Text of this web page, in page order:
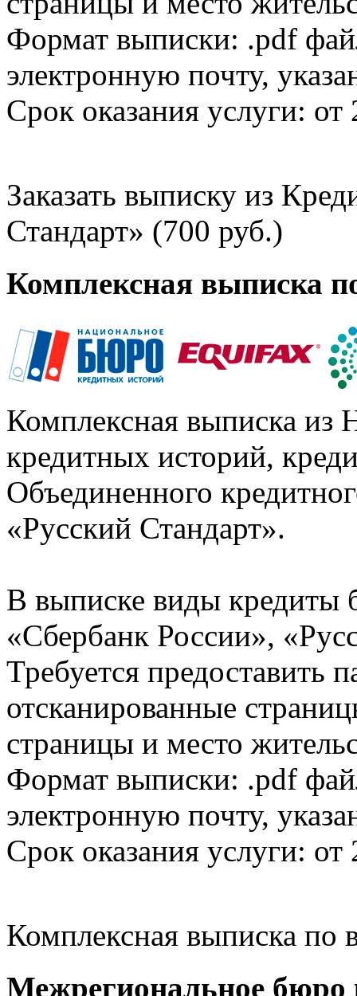
Формат выписки: .pdf
электронную почту,
Срок оказания услуги: от
Заказать выписку из
Стандарт» (700 руб.)
Комплексная выписка
Комплексная выписка из
кредитных историй,
Объединенного
«Русский Стандарт».
В выписке виды кредиты
«Сбербанк России»,
Требуется предоставить
отсканированные
страницы и место
Формат выписки: .pdf
электронную почту,
Срок оказания услуги: от
Комплексная выписка
Межрегиональное бюро